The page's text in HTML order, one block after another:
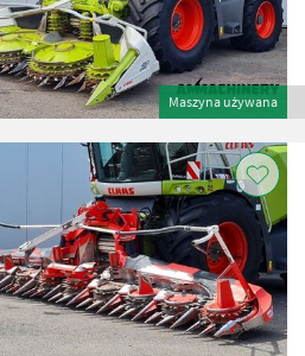
Maszyna używana